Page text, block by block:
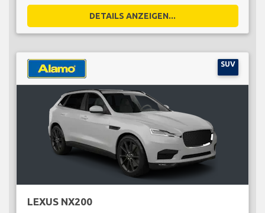
DETAILS ANZEIGEN...
SUV
LEXUS NX200